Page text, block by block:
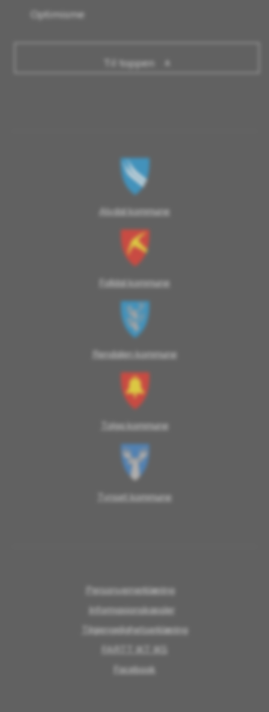
Optimisme
Til toppen
Alvdal kommune
Folldal kommune
Rendalen kommune
Tolga kommune
Tynset kommune
Personvernerklæring
Informasjonskapsler
Tilgjengelighetserklæring
FARTT IKT IKS
Facebook